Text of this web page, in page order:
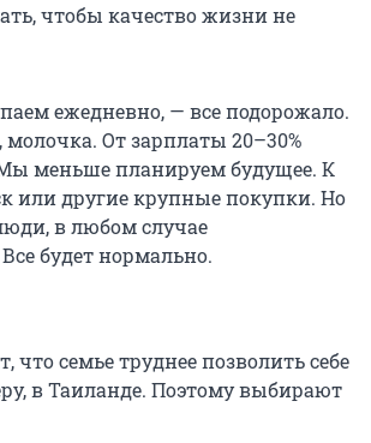
чтобы качество жизни не
ежедневно, — все подорожало.
От зарплаты 20–30%
меньше планируем будущее. К
или другие крупные покупки. Но
в любом случае
будет нормально.
что семье труднее позволить себе
в Таиланде. Поэтому выбирают